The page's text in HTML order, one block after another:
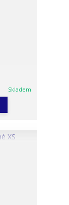
Skladem